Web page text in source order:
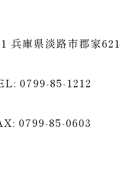
兵庫県淡路市郡家621
0799-85-1212
0799-85-0603